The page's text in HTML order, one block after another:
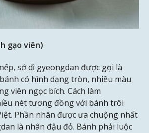
gạo viên)
sở dĩ gyeongdan được gọi là
có hình dạng tròn, nhiều màu
viên ngọc bích. Cách làm
nét tương đồng với bánh trôi
Phần nhân được ưa chuộng nhất
là nhân đậu đỏ. Bánh phải luộc